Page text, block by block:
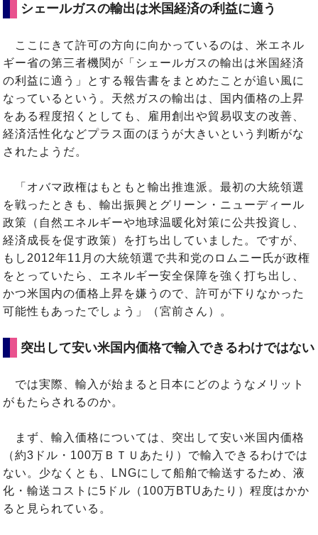
シェールガスの輸出は米国経済の利益に適う
ここにきて許可の方向に向かっているのは、米エネル
ギー省の第三者機関が「シェールガスの輸出は米国経済
の利益に適う」とする報告書をまとめたことが追い風に
なっているという。天然ガスの輸出は、国内価格の上昇
をある程度招くとしても、雇用創出や貿易収支の改善、
経済活性化などプラス面のほうが大きいという判断がな
されたようだ。
「オバマ政権はもともと輸出推進派。最初の大統領選
を戦ったときも、輸出振興とグリーン・ニューディール
政策（自然エネルギーや地球温暖化対策に公共投資し、
経済成長を促す政策）を打ち出していました。ですが、
もし2012年11月の大統領選で共和党のロムニー氏が政権
をとっていたら、エネルギー安全保障を強く打ち出し、
かつ米国内の価格上昇を嫌うので、許可が下りなかった
可能性もあったでしょう」（宮前さん）。
突出して安い米国内価格で輸入できるわけではない
では実際、輸入が始まると日本にどのようなメリット
がもたらされるのか。
まず、輸入価格については、突出して安い米国内価格
（約3ドル・100万ＢＴＵあたり）で輸入できるわけでは
ない。少なくとも、LNGにして船舶で輸送するため、液
化・輸送コストに5ドル（100万BTUあたり）程度はかか
ると見られている。